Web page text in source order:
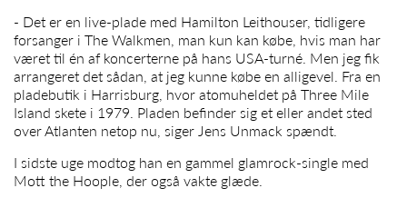
- Det er en live-plade med Hamilton Leithouser, tidligere
forsanger i The Walkmen, man kun kan købe, hvis man har
været til én af koncerterne på hans USA-turné. Men jeg fik
arrangeret det sådan, at jeg kunne købe en alligevel. Fra en
pladebutik i Harrisburg, hvor atomuheldet på Three Mile
Island skete i 1979. Pladen befinder sig et eller andet sted
over Atlanten netop nu, siger Jens Unmack spændt.
I sidste uge modtog han en gammel glamrock-single med
Mott the Hoople, der også vakte glæde.